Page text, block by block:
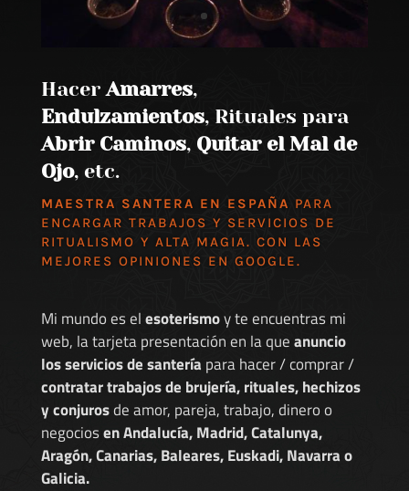
Hacer Amarres,
Endulzamientos, Rituales para
Abrir Caminos, Quitar el Mal de
Ojo, etc.
MAESTRA SANTERA EN ESPAÑA PARA
ENCARGAR TRABAJOS Y SERVICIOS DE
RITUALISMO Y ALTA MAGIA. CON LAS
MEJORES OPINIONES EN GOOGLE.
Mi mundo es elesoterismoy te encuentras mi
web, la tarjeta presentación en la queanuncio
los servicios de santería para hacer / comprar /
contratar trabajos de brujería, rituales, hechizos
y conjurosde amor, pareja, trabajo, dinero o
negociosen Andalucía, Madrid, Catalunya,
Aragón, Canarias, Baleares, Euskadi, Navarra o
Galicia.